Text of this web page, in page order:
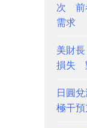
次 前
需求
美財
損失
日圓
極干